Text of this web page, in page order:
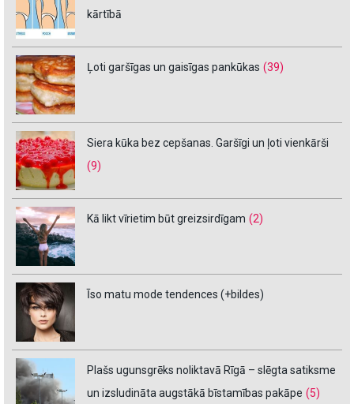
kārtībā
Ļoti garšīgas un gaisīgas pankūkas (39)
Siera kūka bez cepšanas. Garšīgi un ļoti vienkārši
(9)
Kā likt vīrietim būt greizsirdīgam (2)
Īso matu mode tendences (+bildes)
Plašs ugunsgrēks noliktavā Rīgā – slēgta satiksme
un izsludināta augstākā bīstamības pakāpe (5)